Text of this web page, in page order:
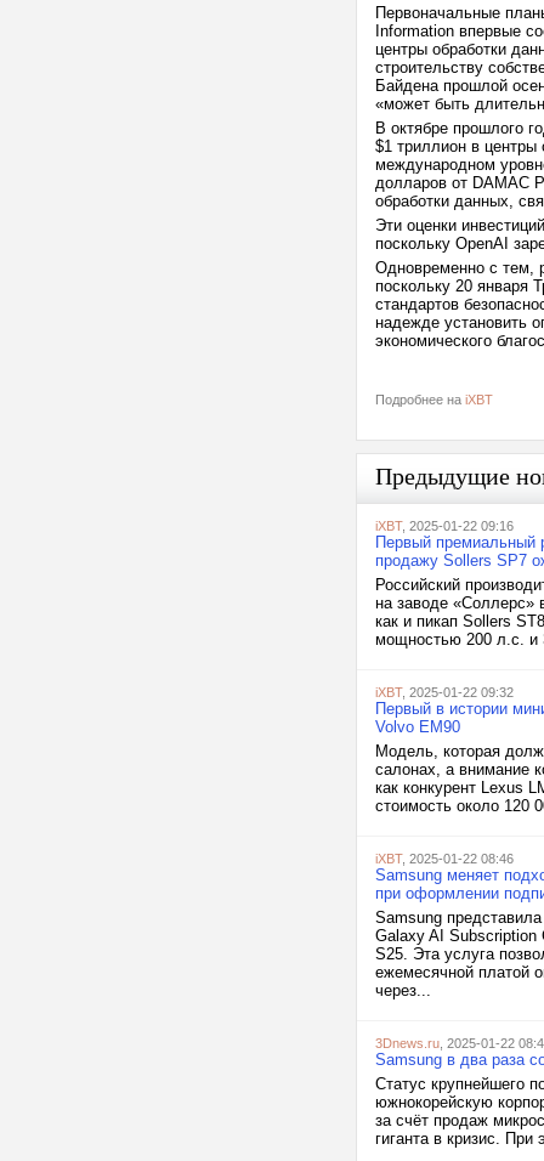
Первоначальные
Information впервые
центры обработки
строительству
Байдена прошлой
«может быть
В октябре прошлого
$1 триллион в центры
международном
долларов от DAMAC
обработки данных,
Эти оценки
поскольку OpenAI
Одновременно с тем,
поскольку 20 января
стандартов
надежде установить
экономического
Подробнее на iXBT
Предыдущие
iXBT, 2025-01-22 09:16
Первый премиальный
продажу Sollers SP7
Российский
на заводе «Соллерс»
как и пикап Sollers
мощностью 200 л.с. и
iXBT, 2025-01-22 09:32
Первый в истории
Volvo EM90
Модель, которая
салонах, а внимание
как конкурент Lexus
стоимость около 120
iXBT, 2025-01-22 08:46
Samsung меняет
при оформлении
Samsung
Galaxy AI
S25. Эта услуга
ежемесячной платой
через...
3Dnews.ru , 2025-01-22
Samsung в два раза
Статус крупнейшего
южнокорейскую
за счёт продаж
гиганта в кризис. При